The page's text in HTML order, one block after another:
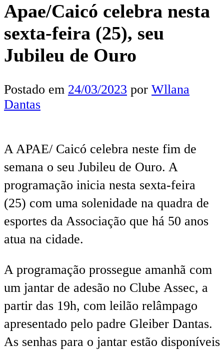
Apae/Caicó celebra nesta
sexta-feira (25), seu
Jubileu de Ouro
Postado em 24/03/2023 por Wllana
Dantas
A APAE/ Caicó celebra neste fim de
semana o seu Jubileu de Ouro. A
programação inicia nesta sexta-feira
(25) com uma solenidade na quadra de
esportes da Associação que há 50 anos
atua na cidade.
A programação prossegue amanhã com
um jantar de adesão no Clube Assec, a
partir das 19h, com leilão relâmpago
apresentado pelo padre Gleiber Dantas.
As senhas para o jantar estão disponíveis